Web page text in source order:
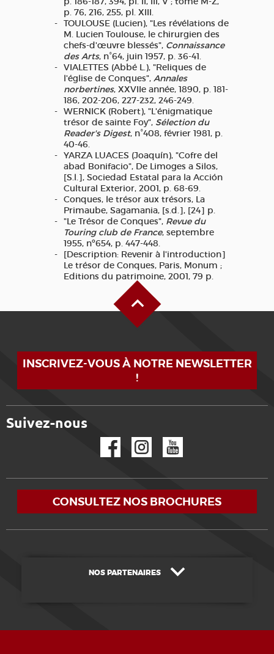
p. 76, 216, 255, pl. XIII.
TOULOUSE (Lucien), "Les révélations de
M. Lucien Toulouse, le chirurgien des
chefs-d'œuvre blessés", Connaissance
des Arts, n°64, juin 1957, p. 36-41.
VIALETTES (Abbé L.), "Reliques de
l'église de Conques", Annales
norbertines, XXVIIe année, 1890, p. 181-
186, 202-206, 227-232, 246-249.
WERNICK (Robert), "L'énigmatique
trésor de sainte Foy", Sélection du
Reader's Digest, n°408, février 1981, p.
40-46.
YARZA LUACES (Joaquín), "Cofre del
abad Bonifacio", De Limoges a Silos,
[S.l.], Sociedad Estatal para la Acción
Cultural Exterior, 2001, p. 68-69.
Conques, le trésor aux trésors, La
Primaube, Sagamania, [s.d.], [24] p.
"Le Trésor de Conques", Revue du
Touring club de France, septembre
1955, nº654, p. 447-448.
[Description: Revenir à l'introduction]
Le trésor de Conques, Paris, Monum ;
Editions du patrimoine, 2001, 79 p.
INSCRIVEZ-VOUS À NOTRE NEWSLETTER
!
Suivez-nous
CONSULTEZ NOS BROCHURES
NOS PARTENAIRES